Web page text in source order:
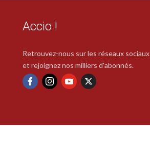
Accio !
Retrouvez-nous sur les réseaux sociaux
et rejoignez nos milliers d'abonnés.